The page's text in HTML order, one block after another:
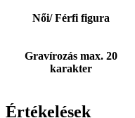
Női/ Férfi figura
Gravírozás max. 20
karakter
Értékelések